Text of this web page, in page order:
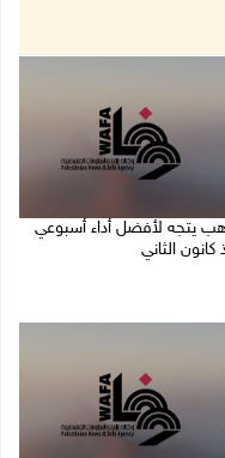
يتجه لأفضل أداء أسبوعي
كانون الثاني